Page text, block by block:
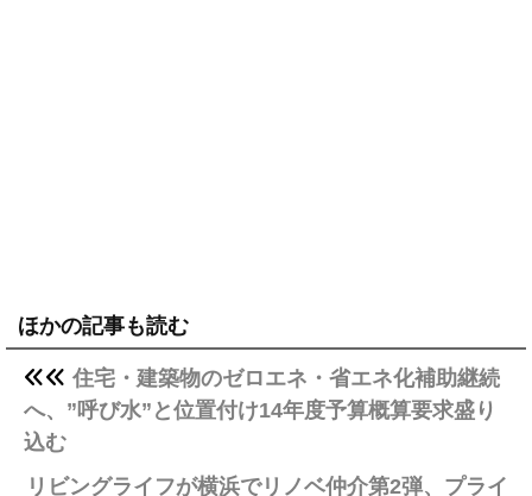
ほかの記事も読む
住宅・建築物のゼロエネ・省エネ化補助継続
へ、”呼び水”と位置付け14年度予算概算要求盛り
込む
リビングライフが横浜でリノベ仲介第2弾、プライ